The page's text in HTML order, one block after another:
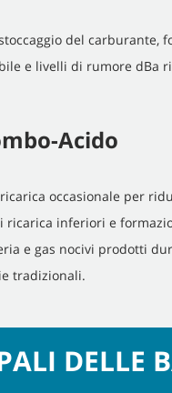
del
e livelli di rumore dBa
Acido
occasionale per
ricarica inferiori e
e gas nocivi prodotti
tradizionali.
DELLE